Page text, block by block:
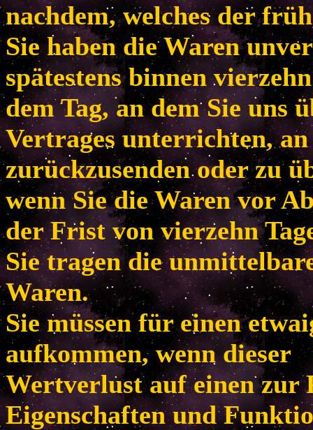
nachdem, welches der
Sie haben die Waren
spätestens binnen
dem Tag, an dem Sie uns
Vertrages unterrichten, an
zurückzusenden oder zu
wenn Sie die Waren vor
der Frist von vierzehn
Sie tragen die
Waren.
Sie müssen für einen
aufkommen, wenn dieser
Wertverlust auf einen zur
Eigenschaften und